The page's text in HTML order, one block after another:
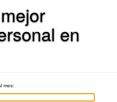
en
mes: